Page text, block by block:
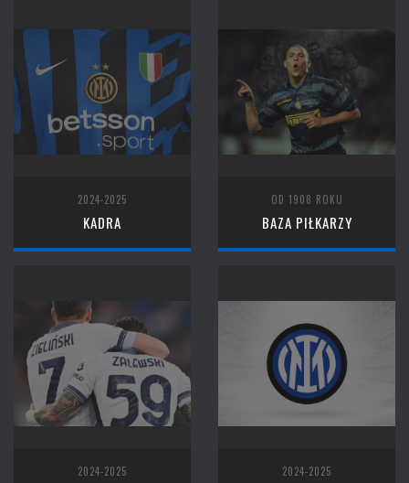
2024-2025
KADRA
OD 1908 ROKU
BAZA PIŁKARZY
2024-2025 2024-2025